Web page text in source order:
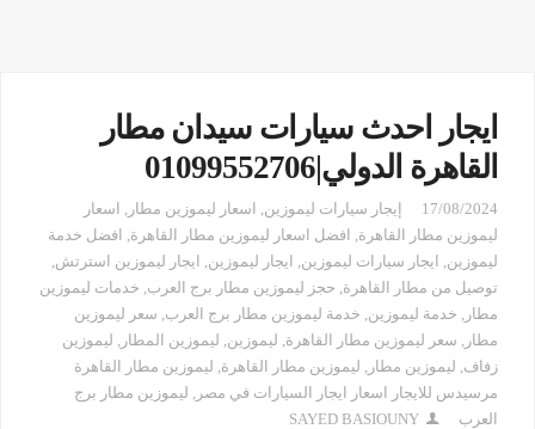
ايجار احدث سيارات سيدان مطار
القاهرة الدولي|01099552706
17/08/2024 إيجار سيارات ليموزين, اسعار ليموزين مطار , اسعار
ليموزين مطار القاهرة, افضل اسعار ليموزين مطار القاهرة, افضل خدمة
ليموزين, ايجار سيارات ليموزين, ايجار ليموزين, ايجار ليموزين استرتش,
توصيل من مطار القاهرة, حجز ليموزين مطار برج العرب, خدمات ليموزين
مطار , خدمة ليموزين, خدمة ليموزين مطار برج العرب, سعر ليموزين
مطار , سعر ليموزين مطار القاهرة, ليموزين, ليموزين المطار , ليموزين
زفاف, ليموزين مطار , ليموزين مطار القاهرة, ليموزين مطار القاهرة
مرسيدس للايجار اسعار ايجار السيارات في مصر , ليموزين مطار برج
العرب
SAYED BASIOUNY